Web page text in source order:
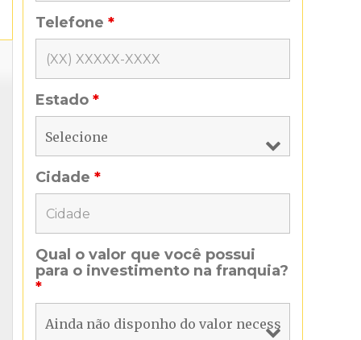
Telefone *
Estado *
Cidade *
Qual o valor que você possui
para o investimento na franquia?
*